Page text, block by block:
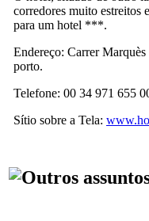
corredores muito estreitos
para um hotel ***.
Endereço: Carrer Marquès
porto.
Telefone: 00 34 971 655
Sítio sobre a Tela: